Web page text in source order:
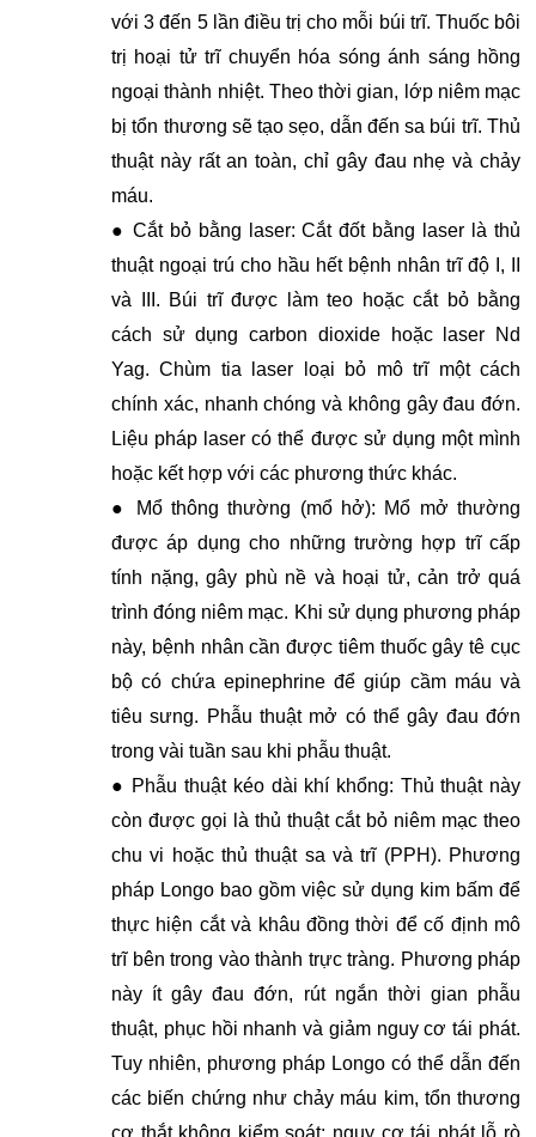
với 3 đến 5 lần điều trị cho mỗi búi trĩ. Thuốc bôi
trị hoại tử trĩ chuyển hóa sóng ánh sáng hồng
ngoại thành nhiệt. Theo thời gian, lớp niêm mạc
bị tổn thương sẽ tạo sẹo, dẫn đến sa búi trĩ. Thủ
thuật này rất an toàn, chỉ gây đau nhẹ và chảy
máu.
● Cắt bỏ bằng laser: Cắt đốt bằng laser là thủ
thuật ngoại trú cho hầu hết bệnh nhân trĩ độ I, II
và III. Búi trĩ được làm teo hoặc cắt bỏ bằng
cách sử dụng carbon dioxide hoặc laser Nd
Yag. Chùm tia laser loại bỏ mô trĩ một cách
chính xác, nhanh chóng và không gây đau đớn.
Liệu pháp laser có thể được sử dụng một mình
hoặc kết hợp với các phương thức khác.
● Mổ thông thường (mổ hở): Mổ mở thường
được áp dụng cho những trường hợp trĩ cấp
tính nặng, gây phù nề và hoại tử, cản trở quá
trình đóng niêm mạc. Khi sử dụng phương pháp
này, bệnh nhân cần được tiêm thuốc gây tê cục
bộ có chứa epinephrine để giúp cầm máu và
tiêu sưng. Phẫu thuật mở có thể gây đau đớn
trong vài tuần sau khi phẫu thuật.
● Phẫu thuật kéo dài khí khổng: Thủ thuật này
còn được gọi là thủ thuật cắt bỏ niêm mạc theo
chu vi hoặc thủ thuật sa và trĩ (PPH). Phương
pháp Longo bao gồm việc sử dụng kim bấm để
thực hiện cắt và khâu đồng thời để cố định mô
trĩ bên trong vào thành trực tràng. Phương pháp
này ít gây đau đớn, rút ​​ngắn thời gian phẫu
thuật, phục hồi nhanh và giảm nguy cơ tái phát.
Tuy nhiên, phương pháp Longo có thể dẫn đến
các biến chứng như chảy máu kim, tổn thương